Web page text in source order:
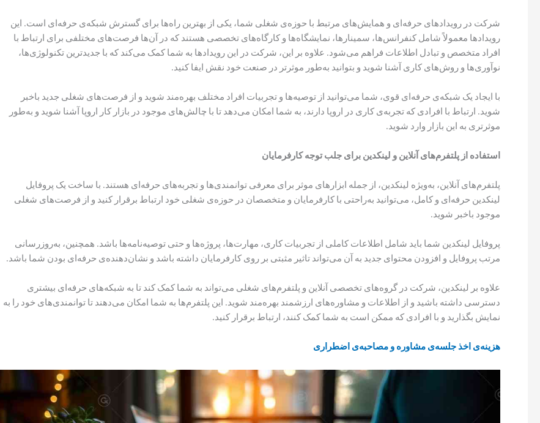
شرکت در رویدادهای حرفه‌ای و همایش‌های مرتبط با حوزه‌ی شغلی شما، یکی از بهترین راه‌ها برای گسترش شبکه‌ی حرفه‌ای است. این
رویدادها معمولاً شامل کنفرانس‌ها، سمینارها، نمایشگاه‌ها و کارگاه‌های تخصصی هستند که در آن‌ها فرصت‌های مختلفی برای ارتباط با
افراد متخصص و تبادل اطلاعات فراهم می‌شود. علاوه بر این، شرکت در این رویدادها به شما کمک می‌کند که با جدیدترین تکنولوژی‌ها،
نوآوری‌ها و روش‌های کاری آشنا شوید و بتوانید به‌طور موثرتر در صنعت خود نقش ایفا کنید.
با ایجاد یک شبکه‌ی حرفه‌ای قوی، شما می‌توانید از توصیه‌ها و تجربیات افراد مختلف بهره‌مند شوید و از فرصت‌های شغلی جدید باخبر
شوید. ارتباط با افرادی که تجربه‌ی کاری در اروپا دارند، به شما امکان می‌دهد تا با چالش‌های موجود در بازار کار اروپا آشنا شوید و به‌طور
موثرتری به این بازار وارد شوید.
استفاده از پلتفرم‌های آنلاین و لینکدین برای جلب توجه کارفرمایان
پلتفرم‌های آنلاین، به‌ویژه لینکدین، از جمله ابزارهای موثر برای معرفی توانمندی‌ها و تجربه‌های حرفه‌ای هستند. با ساخت یک پروفایل
لینکدین حرفه‌ای و کامل، می‌توانید به‌راحتی با کارفرمایان و متخصصان در حوزه‌ی شغلی خود ارتباط برقرار کنید و از فرصت‌های شغلی
موجود باخبر شوید.
پروفایل لینکدین شما باید شامل اطلاعات کاملی از تجربیات کاری، مهارت‌ها، پروژه‌ها و حتی توصیه‌نامه‌ها باشد. همچنین، به‌روزرسانی
مرتب پروفایل و افزودن محتوای جدید به آن می‌تواند تاثیر مثبتی بر روی کارفرمایان داشته باشد و نشان‌دهنده‌ی حرفه‌ای بودن شما باشد.
علاوه بر لینکدین، شرکت در گروه‌های تخصصی آنلاین و پلتفرم‌های شغلی می‌تواند به شما کمک کند تا به شبکه‌های حرفه‌ای بیشتری
دسترسی داشته باشید و از اطلاعات و مشاوره‌های ارزشمند بهره‌مند شوید. این پلتفرم‌ها به شما امکان می‌دهند تا توانمندی‌های خود را به
نمایش بگذارید و با افرادی که ممکن است به شما کمک کنند، ارتباط برقرار کنید.
هزینه‌ی اخذ جلسه‌ی مشاوره و مصاحبه‌ی اضطراری